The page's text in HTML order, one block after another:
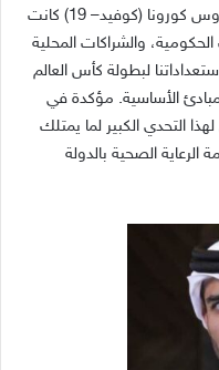
كورونا (كوفيد– 19)
كانت
والشراكات المحلية
لبطولة كأس العالم
الأساسية. مؤكدة في
التحدي الكبير لما يمتلك
الصحية بالدولة